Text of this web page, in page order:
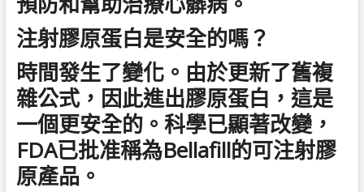
注射膠原蛋白是安全的嗎？
時間發生了變化。由於更新了舊複
雜公式，因此進出膠原蛋白，這是
一個更安全的。科學已顯著改變，
FDA已批准稱為Bellafill的可注射膠
原產品。